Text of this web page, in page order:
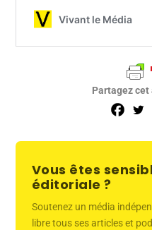
Partagez
Vous êtes
éditoriale ?
Soutenez un média
libre tous ses articles et